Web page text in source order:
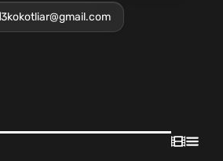
3kokotliar@gmail.com